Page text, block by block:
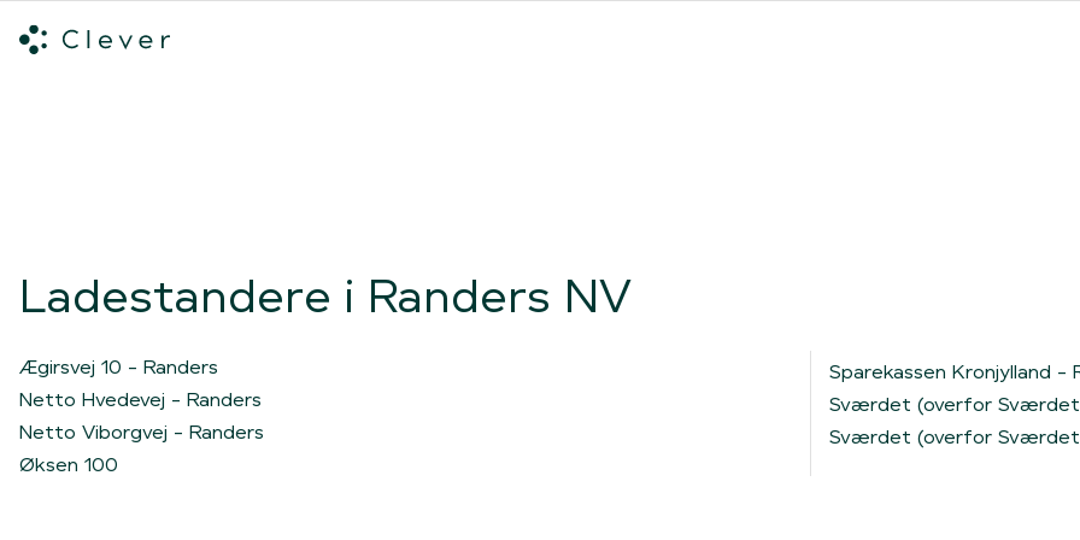
Ladestandere i Randers NV
Ægirsvej 10 - Randers
Netto Hvedevej - Randers
Netto Viborgvej - Randers
Øksen 100
Sparekassen Kronjylland -
Sværdet (overfor Sværdet
Sværdet (overfor